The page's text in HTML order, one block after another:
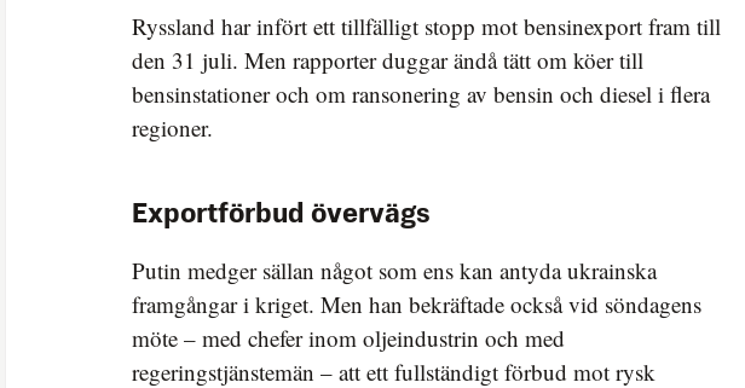
Ryssland har infört ett tillfälligt stopp mot bensinexport fram till
den 31 juli. Men rapporter duggar ändå tätt om köer till
bensinstationer och om ransonering av bensin och diesel i flera
regioner.
Exportförbud övervägs
Putin medger sällan något som ens kan antyda ukrainska
framgångar i kriget. Men han bekräftade också vid söndagens
möte – med chefer inom oljeindustrin och med
regeringstjänstemän – att ett fullständigt förbud mot rysk